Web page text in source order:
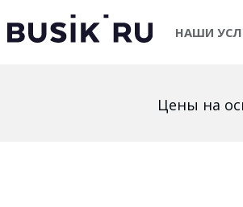
НАШИ
Цены на